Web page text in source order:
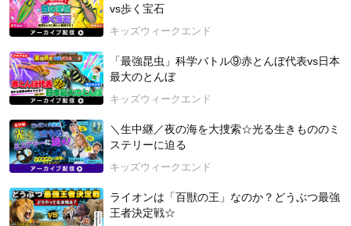
レスオオカブト 謎の大集結！」の回（2021年1月31日放映）に
出演。現在は「猫のひたいほどワイド」（テレビ神奈川）水曜
レギュラー出演中！その他、テレビやラジオなど各メディアで
も活躍中。
☆牧田習公式X(Twitter)（@shu1014my）： https://twitter.com/s
hu1014my?s=20&t=VFg_FVJuUu-HKPoFjsBjfw
【7/4発売！「昆虫博士・牧田 習の虫とり完全攻略本」（小学
館）】
初心者にもやさしい実用的な情報から、ちょっとマニアックな
採集テクニックまで網羅した、最新の昆虫採集マニュアル本で
す。ポケットサイズとなっておりますので、虫とりのお供とし
て大活躍してくれるはずです。
https://www.shogakukan.co.jp/books/09227443
vs歩く宝石
キッズウィークエンド
「最強昆虫」科学バトル⑨赤とんぼ代表vs日本
最大のとんぼ
キッズウィークエンド
＼生中継／夜の海を大捜索☆光る生きもののミ
ステリーに迫る
キッズウィークエンド
ライオンは「百獣の王」なのか？どうぶつ最強
王者決定戦☆